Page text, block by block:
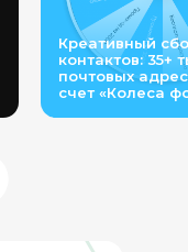
Креативный
контактов: 35+
почтовых
счет «Колеса